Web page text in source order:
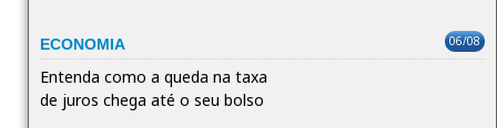
ECONOMIA 06/08
Entenda como a queda na taxa
de juros chega até o seu bolso